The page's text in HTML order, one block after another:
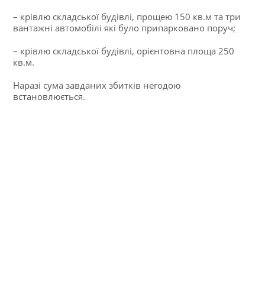
– крівлю складської будівлі, прощею 150 кв.м та три
вантажні автомобілі які було припарковано поруч;
– крівлю складської будівлі, орієнтовна площа 250
кв.м.
Наразі сума завданих збитків негодою
встановлюється.